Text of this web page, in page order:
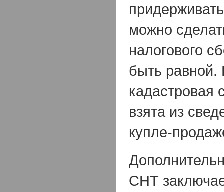
можно
налогового
быть
кадастровая
взята из
купле-
СНТ